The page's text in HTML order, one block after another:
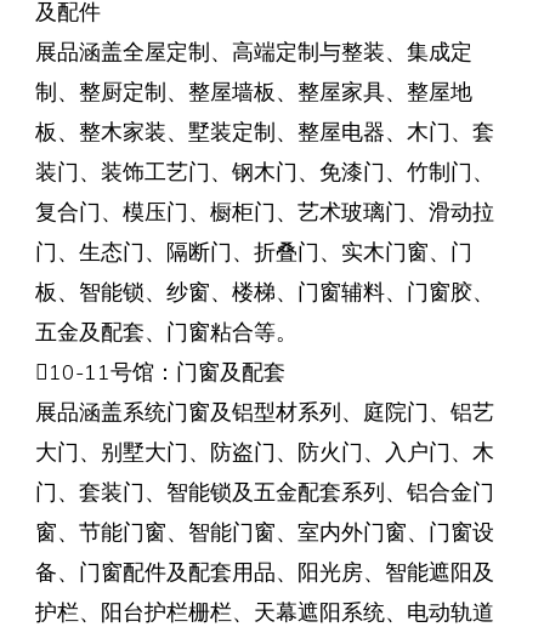
及配件
展品涵盖全屋定制、高端定制与整装、集成定
制、整厨定制、整屋墙板、整屋家具、整屋地
板、整木家装、墅装定制、整屋电器、木门、套
装门、装饰工艺门、钢木门、免漆门、竹制门、
复合门、模压门、橱柜门、艺术玻璃门、滑动拉
门、生态门、隔断门、折叠门、实木门窗、门
板、智能锁、纱窗、楼梯、门窗辅料、门窗胶、
五金及配套、门窗粘合等。
10-11号馆：门窗及配套
展品涵盖系统门窗及铝型材系列、庭院门、铝艺
大门、别墅大门、防盗门、防火门、入户门、木
门、套装门、智能锁及五金配套系列、铝合金门
窗、节能门窗、智能门窗、室内外门窗、门窗设
备、门窗配件及配套用品、阳光房、智能遮阳及
护栏、阳台护栏栅栏、天幕遮阳系统、电动轨道